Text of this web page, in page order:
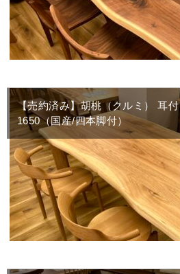
【売約済み】胡桃（クルミ） 耳
1650（国産/四本脚付）